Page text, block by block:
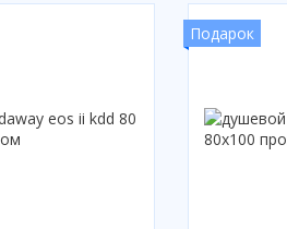
Подарок